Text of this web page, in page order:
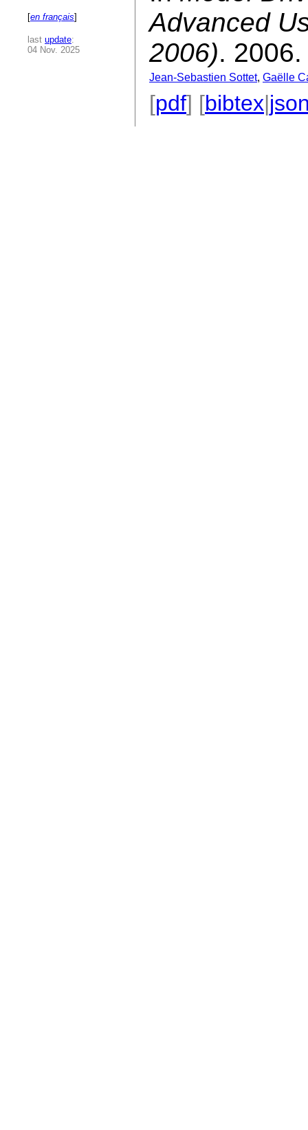
[en français]
last update:
04 Nov. 2025
Advanced
2006). 2006.
Jean-Sebastien Sottet, Gaëlle
[pdf] [bibtex|